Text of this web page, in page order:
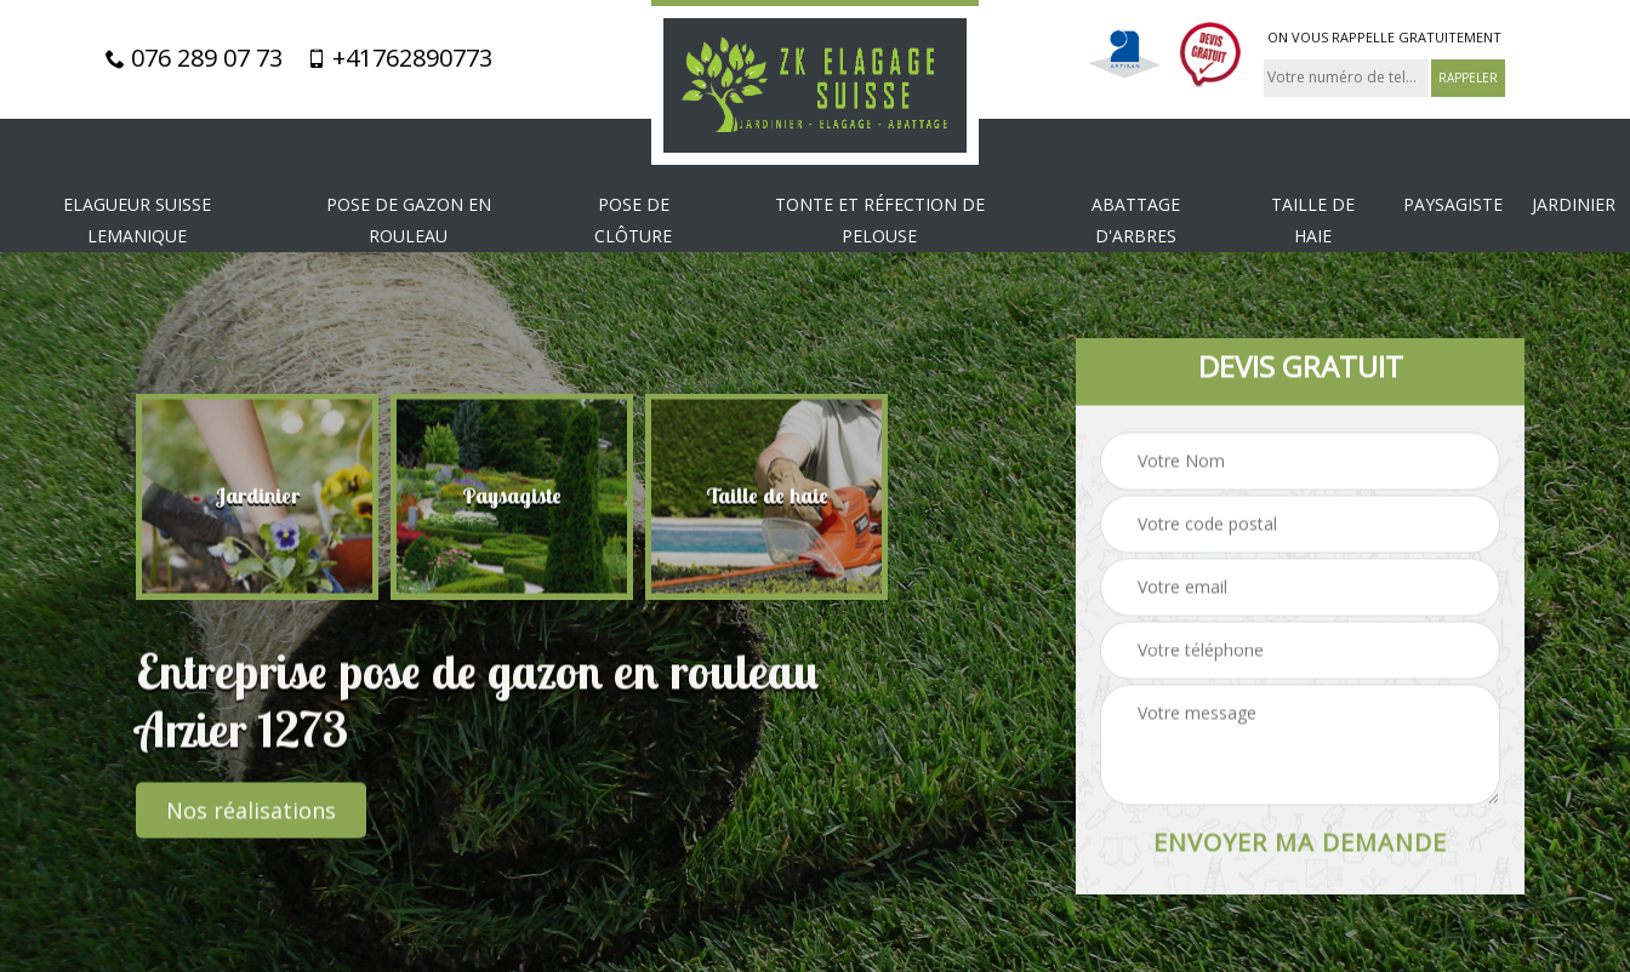
076 289 07 73 +41762890773
ON VOUS RAPPELLE GRATUITEMENT
ELAGUEUR SUISSE
LEMANIQUE
POSE DE GAZON EN
ROULEAU
POSE DE
CLÔTURE
TONTE ET RÉFECTION DE
PELOUSE
ABATTAGE
D'ARBRES
TAILLE DE
HAIE
PAYSAGISTE JARDINIER
Jardinier Paysagiste Taille de haie Abattage d'arbres Tonte et réfection de Pose de clôture
Entreprise pose de gazon en rouleau
Arzier 1273
Nos réalisations
DEVIS GRATUIT